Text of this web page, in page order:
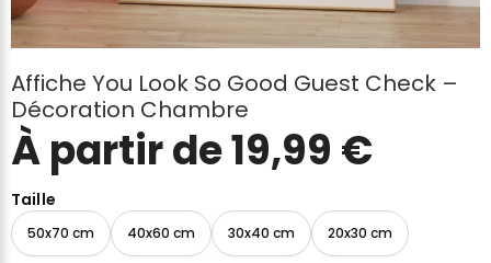
Affiche You Look So Good Guest Check –
Décoration Chambre
À partir de19,99 €
Taille
50x70 cm 40x60 cm 30x40 cm 20x30 cm